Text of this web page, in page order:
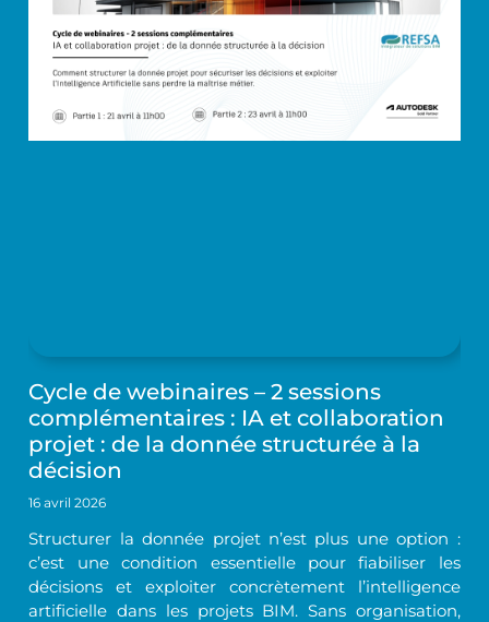
Cycle de webinaires – 2 sessions
complémentaires : IA et collaboration
projet : de la donnée structurée à la
décision
16 avril 2026
Structurer la donnée projet n’est plus une option :
c’est une condition essentielle pour fiabiliser les
décisions et exploiter concrètement l’intelligence
artificielle dans les projets BIM. Sans organisation,